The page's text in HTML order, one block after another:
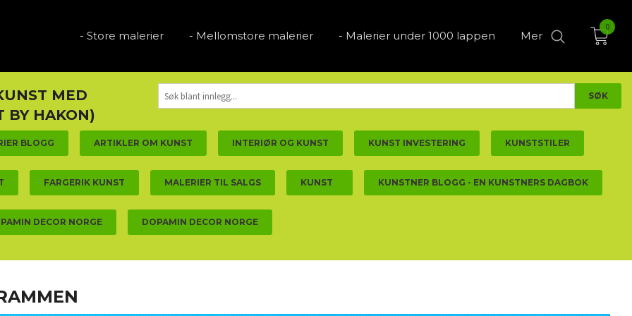
- Store malerier - Mellomstore malerier - Malerier under 1000 lappen Mer
0
MED
BY HAKON)
BLOGG ARTIKLER OM KUNST INTERIØR OG KUNST KUNST INVESTERING KUNSTSTILER
FARGERIK KUNST MALERIER TIL SALGS KUNST KUNSTNER BLOGG - EN KUNSTNERS DAGBOK
DECOR NORGE DOPAMIN DECOR NORGE